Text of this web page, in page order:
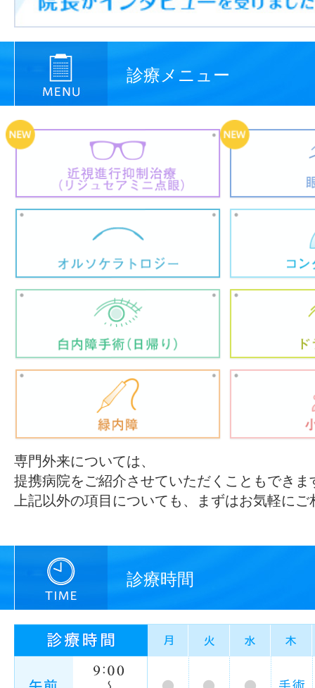
診療メニュー
専門外来については、
提携病院をご紹介させていただくこともできま
上記以外の項目についても、まずはお気軽に
診療時間